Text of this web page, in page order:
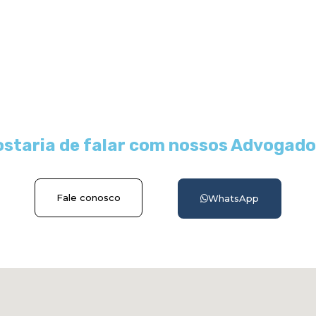
de falar com nossos
Fale conosco WhatsApp